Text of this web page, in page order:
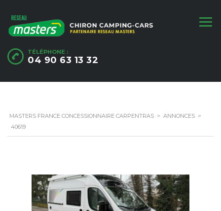
TÉLÉPHONE :
04 90 63 13 32
MASTERS FRANCE CONCESSIONNAIRE CARPENTRAS > ANNONCES >
40619